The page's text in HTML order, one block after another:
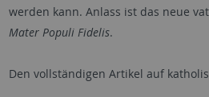
werden kann. Anlass ist das neue
Mater Populi Fidelis.
Den vollständigen Artikel auf